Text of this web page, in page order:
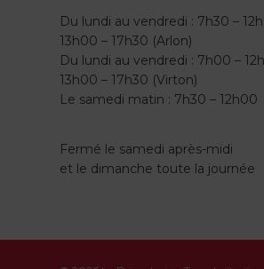
Du lundi au vendredi : 7h30 –
13h00 – 17h30 (Arlon)
Du lundi au vendredi : 7h00 –
13h00 – 17h30 (Virton)
Le samedi matin : 7h30 – 12h00
Fermé le samedi après-midi
et le dimanche toute la journée